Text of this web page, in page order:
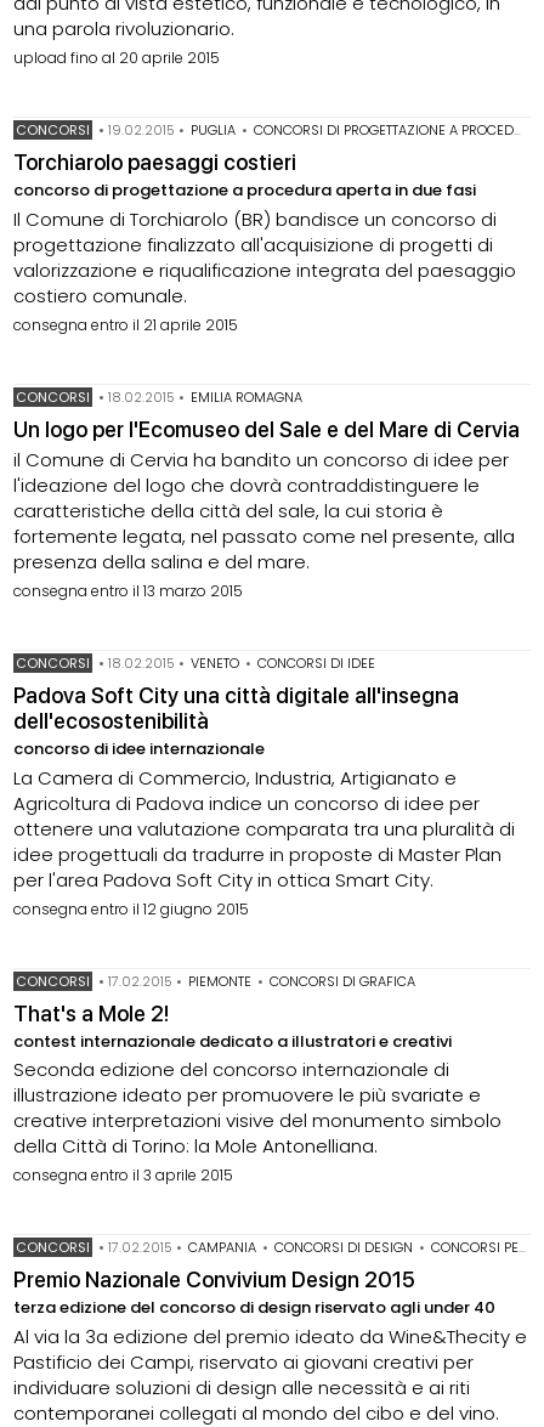
una parola rivoluzionario.
upload fino al 20 aprile 2015
CONCORSI •19.02.2015 • PUGLIA • CONCORSI DI PROGETTAZIONE A PROCEDURA APERTA
Torchiarolo paesaggi costieri
concorso di progettazione a procedura aperta in due fasi
Il Comune di Torchiarolo (BR) bandisce un concorso di
progettazione finalizzato all'acquisizione di progetti di
valorizzazione e riqualificazione integrata del paesaggio
costiero comunale.
consegna entro il 21 aprile 2015
CONCORSI •18.02.2015 • EMILIA ROMAGNA
Un logo per l'Ecomuseo del Sale e del Mare di Cervia
il Comune di Cervia ha bandito un concorso di idee per
l'ideazione del logo che dovrà contraddistinguere le
caratteristiche della città del sale, la cui storia è
fortemente legata, nel passato come nel presente, alla
presenza della salina e del mare.
consegna entro il 13 marzo 2015
CONCORSI •18.02.2015 • VENETO • CONCORSI DI IDEE
Padova Soft City una città digitale all'insegna
dell'ecosostenibilità
concorso di idee internazionale
La Camera di Commercio, Industria, Artigianato e
Agricoltura di Padova indice un concorso di idee per
ottenere una valutazione comparata tra una pluralità di
idee progettuali da tradurre in proposte di Master Plan
per l'area Padova Soft City in ottica Smart City.
consegna entro il 12 giugno 2015
CONCORSI •17.02.2015 • PIEMONTE • CONCORSI DI GRAFICA
That's a Mole 2!
contest internazionale dedicato a illustratori e creativi
Seconda edizione del concorso internazionale di
illustrazione ideato per promuovere le più svariate e
creative interpretazioni visive del monumento simbolo
della Città di Torino: la Mole Antonelliana.
consegna entro il 3 aprile 2015
CONCORSI •17.02.2015 • CAMPANIA • CONCORSI DI DESIGN • CONCORSI PER GIOVANI PROGETTISTI
Premio Nazionale Convivium Design 2015
terza edizione del concorso di design riservato agli under 40
Al via la 3a edizione del premio ideato da Wine&Thecity e
Pastificio dei Campi, riservato ai giovani creativi per
individuare soluzioni di design alle necessità e ai riti
contemporanei collegati al mondo del cibo e del vino.